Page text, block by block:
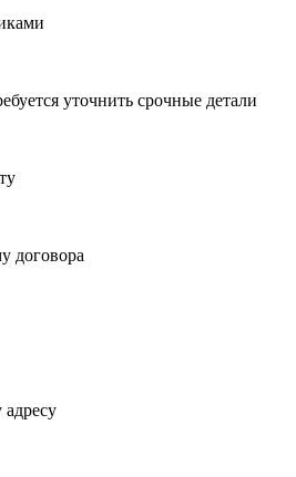
уточнить срочные детали
договора